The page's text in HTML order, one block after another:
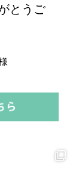
とうご